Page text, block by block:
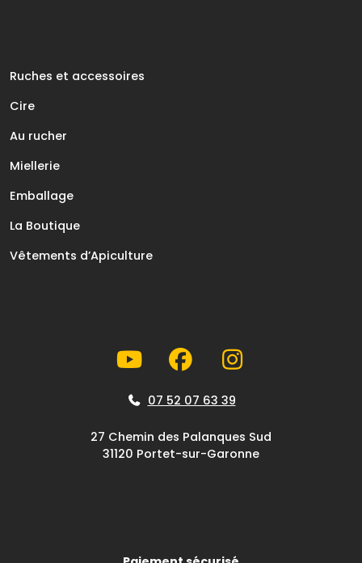
Ruches et accessoires
Cire
Au rucher
Miellerie
Emballage
La Boutique
Vêtements d’Apiculture
07 52 07 63 39
27 Chemin des Palanques Sud
31120 Portet-sur-Garonne